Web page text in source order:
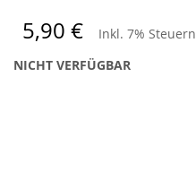
5,90 € Inkl. 7% Steuern
NICHT VERFÜGBAR